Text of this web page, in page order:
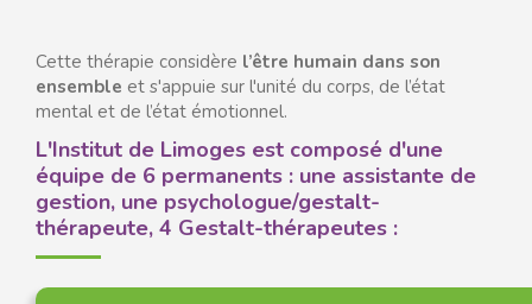
Cette thérapie considère l’être humain dans son
ensemble et s'appuie sur l'unité du corps, de l’état
mental et de l’état émotionnel.
L'Institut de Limoges est composé d'une
équipe de 6 permanents : une assistante de
gestion, une psychologue/gestalt-
thérapeute, 4 Gestalt-thérapeutes :